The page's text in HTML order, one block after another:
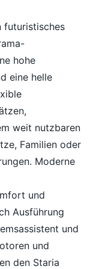
futuristisches
hohe
eine helle
weit nutzbaren
Familien oder
Moderne
und
Ausführung
und
und
den Staria